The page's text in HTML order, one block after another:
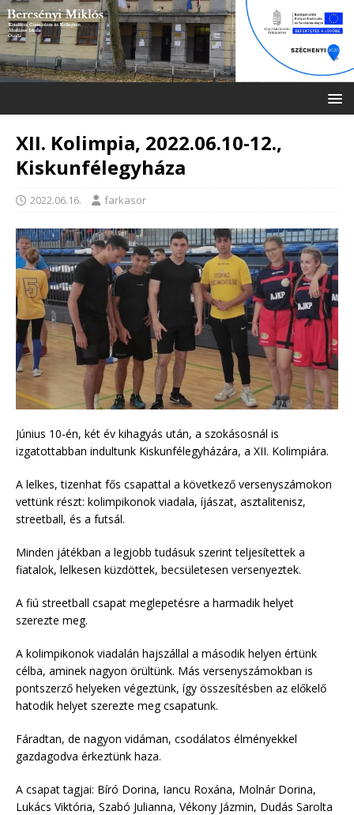
XII. Kolimpia, 2022.06.10-12.,
Kiskunfélegyháza
2022.06.16. farkasor
Június 10-én, két év kihagyás után, a szokásosnál is
izgatottabban indultunk Kiskunfélegyházára, a XII. Kolimpiára.
A lelkes, tizenhat fős csapattal a következő versenyszámokon
vettünk részt: kolimpikonok viadala, íjászat, asztalitenisz,
streetball, és a futsál.
Minden játékban a legjobb tudásuk szerint teljesítettek a
fiatalok, lelkesen küzdöttek, becsületesen versenyeztek.
A fiú streetball csapat meglepetésre a harmadik helyet
szerezte meg.
A kolimpikonok viadalán hajszállal a második helyen értünk
célba, aminek nagyon örültünk. Más versenyszámokban is
pontszerző helyeken végeztünk, így összesítésben az előkelő
hatodik helyet szerezte meg csapatunk.
Fáradtan, de nagyon vidáman, csodálatos élményekkel
gazdagodva érkeztünk haza.
A csapat tagjai: Bíró Dorina, Iancu Roxána, Molnár Dorina,
Lukács Viktória, Szabó Julianna, Vékony Jázmin, Dudás Sarolta